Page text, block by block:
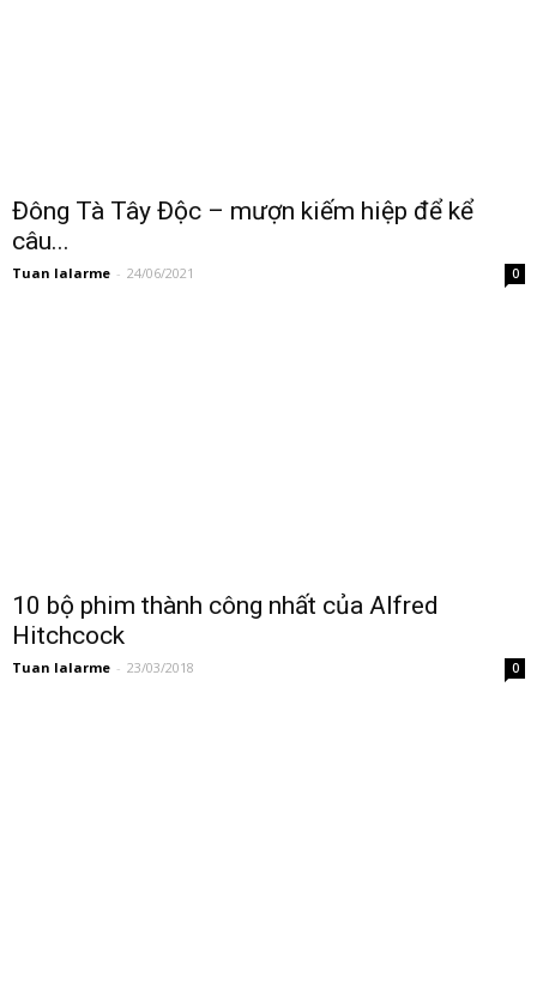
Đông Tà Tây Độc – mượn kiếm hiệp để kể
câu...
Tuan lalarme - 24/06/2021 0
10 bộ phim thành công nhất của Alfred
Hitchcock
Tuan lalarme - 23/03/2018 0